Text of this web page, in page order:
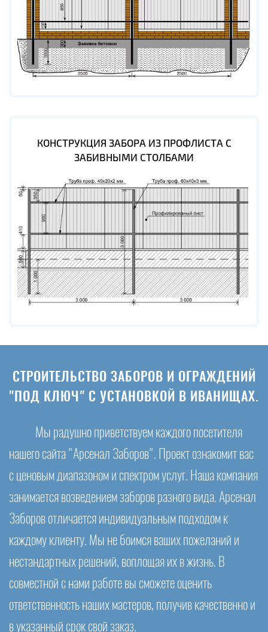
КОНСТРУКЦИЯ ЗАБОРА ИЗ ПРОФЛИСТА С
ЗАБИВНЫМИ СТОЛБАМИ
СТРОИТЕЛЬСТВО ЗАБОРОВ И ОГРАЖДЕНИЙ
"ПОД КЛЮЧ" С УСТАНОВКОЙ В ИВАНИЩАХ.
Мы радушно приветствуем каждого посетителя
нашего сайта "Арсенал Заборов". Проект ознакомит вас
с ценовым диапазоном и спектром услуг. Наша компания
занимается возведением заборов разного вида. Арсенал
Заборов отличается индивидуальным подходом к
каждому клиенту. Мы не боимся ваших пожеланий и
нестандартных решений, воплощая их в жизнь. В
совместной с нами работе вы сможете оценить
ответственность наших мастеров, получив качественно и
в указанный срок свой заказ.